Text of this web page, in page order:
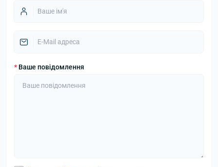
* Ваше повідомлення